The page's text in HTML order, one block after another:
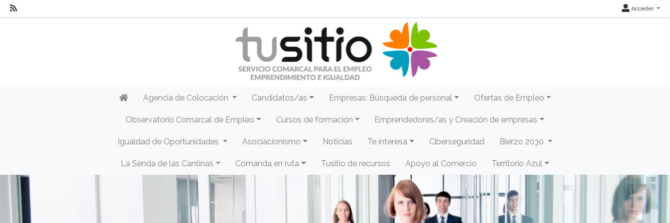
Acceder
Agencia de Colocación Candidatos/as Empresas: Búsqueda de personal Ofertas de Empleo
Observatorio Comarcal de Empleo Cursos de formación Emprendedores/as y Creación de empresas
Igualdad de Oportunidades Asociacionismo Noticias Te interesa Ciberseguridad Bierzo 2030
La Senda de las Cantinas Comanda en ruta Tusitio de recursos Apoyo al Comercio Territorio Azul